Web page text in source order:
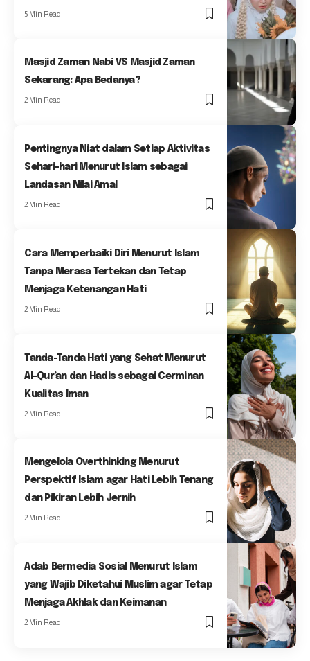
5 Min Read
Masjid Zaman Nabi VS Masjid Zaman
Sekarang: Apa Bedanya?
2 Min Read
Pentingnya Niat dalam Setiap Aktivitas
Sehari-hari Menurut Islam sebagai
Landasan Nilai Amal
2 Min Read
Cara Memperbaiki Diri Menurut Islam
Tanpa Merasa Tertekan dan Tetap
Menjaga Ketenangan Hati
2 Min Read
Tanda-Tanda Hati yang Sehat Menurut
Al-Qur’an dan Hadis sebagai Cerminan
Kualitas Iman
2 Min Read
Mengelola Overthinking Menurut
Perspektif Islam agar Hati Lebih Tenang
dan Pikiran Lebih Jernih
2 Min Read
Adab Bermedia Sosial Menurut Islam
yang Wajib Diketahui Muslim agar Tetap
Menjaga Akhlak dan Keimanan
2 Min Read